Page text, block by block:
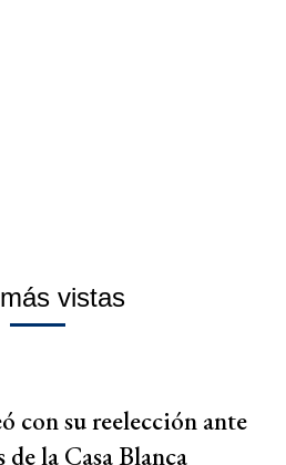
vistas
con su reelección ante
la Casa Blanca